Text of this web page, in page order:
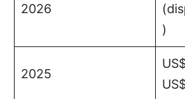
2026
)
2025